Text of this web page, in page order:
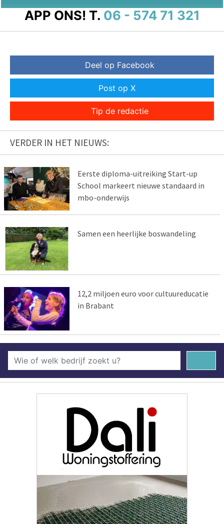
APP ONS! T. 06 - 574 71 321
Deel op Facebook
Post op X
Tip de redactie
VERDER IN HET NIEUWS:
Eerste diploma-uitreiking Start-up
School markeert nieuwe standaard in
mbo-onderwijs
Samen een heerlijke boswandeling
12,2 miljoen euro voor cultuureducatie
in Brabant